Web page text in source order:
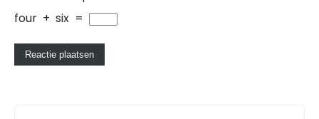
four + six =